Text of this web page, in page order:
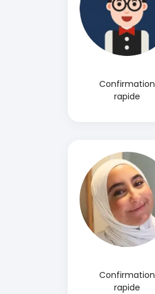
Confirmation
rapide
Confirmation
rapide